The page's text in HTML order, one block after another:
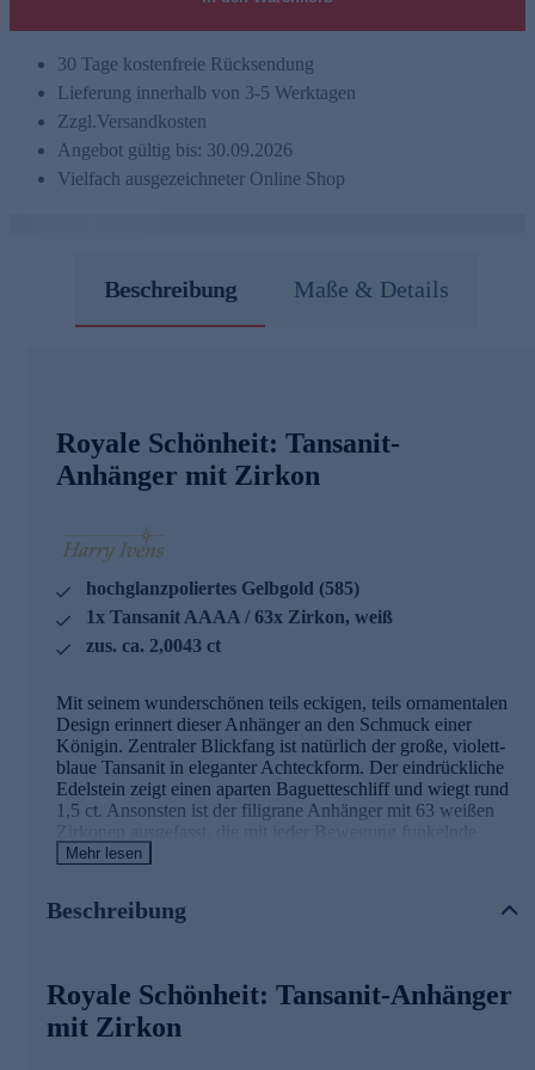
30 Tage kostenfreie Rücksendung
Lieferung innerhalb von 3-5 Werktagen
Zzgl.Versandkosten
Angebot gültig bis: 30.09.2026
Vielfach ausgezeichneter Online Shop
Beschreibung Maße & Details
Royale Schönheit: Tansanit-
Anhänger mit Zirkon
hochglanzpoliertes Gelbgold (585)
1x Tansanit AAAA / 63x Zirkon, weiß
zus. ca. 2,0043 ct
Mit seinem wunderschönen teils eckigen, teils ornamentalen
Design erinnert dieser Anhänger an den Schmuck einer
Königin. Zentraler Blickfang ist natürlich der große, violett-
blaue Tansanit in eleganter Achteckform. Der eindrückliche
Edelstein zeigt einen aparten Baguetteschliff und wiegt rund
1,5 ct. Ansonsten ist der filigrane Anhänger mit 63 weißen
Zirkonen ausgefasst, die mit jeder Bewegung funkelnde
Lichtakzente zaubern. Als Legierung wurde edles Gelbgold
Hinweis: Eine passende Halskette zu diesem Anhänger
Schmuck in geprüfter Qualität
Was die Qualität unserer Schmuckstücke angeht, gehen wir
Mehr lesen
Beschreibung
Royale Schönheit: Tansanit-Anhänger
mit Zirkon